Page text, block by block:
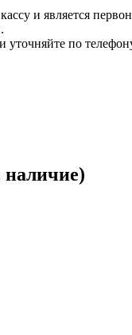
и является
уточняйте по